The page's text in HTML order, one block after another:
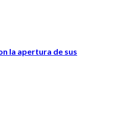
la apertura de sus